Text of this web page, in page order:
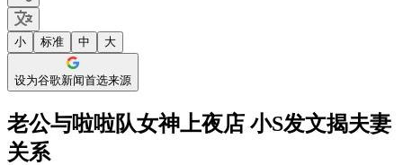
小 标准 中 大
设为谷歌新闻首选来源
老公与啦啦队女神上夜店 小S发文揭夫妻
关系